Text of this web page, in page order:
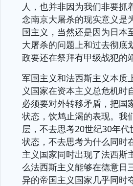
人，也并非因为我们非要抓
念南京大屠杀的现实意义是
国主义，当然还是因为日本
大屠杀的问题上和过去彻底
政要还在祭拜有甲级战犯的
军国主义和法西斯主义本质
义国家在资本主义总危机时
必须要对外转移矛盾，把国
状态，饮鸩止渴的表现。我
层，不去思考20世纪30年
状态，不去思考为什么同时
主义国家同时出现了法西斯
么法西斯主义能够在德意日
异的帝国主义国家几乎同时